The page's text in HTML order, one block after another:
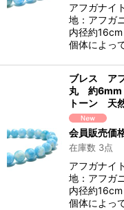
アフガナイ
地：アフガ
内径約
個体によっ
ブレス ア
丸 約
トーン 天
会員販売価
在庫数 3点
アフガナイ
地：アフガ
内径約
個体によっ